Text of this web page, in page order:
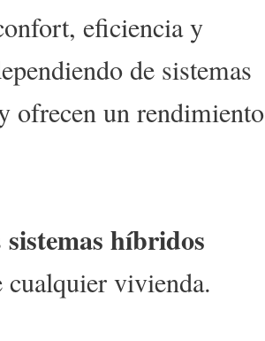
eficiencia y
de sistemas
ofrecen un rendimiento
sistemas híbridos
cualquier vivienda.